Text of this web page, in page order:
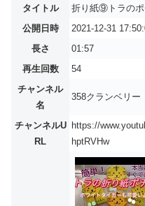
タイトル
折り紙⑨トラの
公開日時
2021-12-31
長さ
01:57
再生回数
54
チャンネル
名
358クランベリー
チャンネルU
RL
https://
hptRVHw